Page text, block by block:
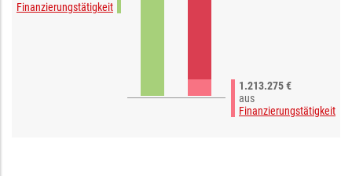
Finanzierungstätigkeit
1.213.275 €
aus
Finanzierungstätigkeit